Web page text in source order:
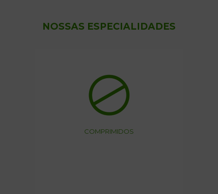
NOSSAS ESPECIALIDADES
COMPRIMIDOS